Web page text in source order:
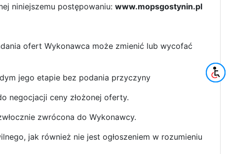
niniejszemu postępowaniu: www.mopsgostynin.pl
ofert Wykonawca może zmienić lub wycofać
jego etapie bez podania przyczyny
negocjacji ceny złożonej oferty.
zwrócona do Wykonawcy.
jak również nie jest ogłoszeniem w rozumieniu